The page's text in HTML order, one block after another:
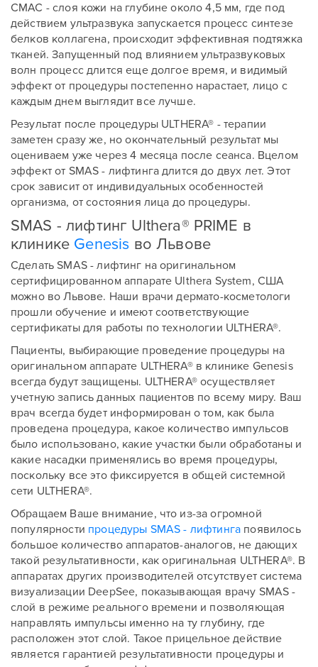
СМАС - слоя кожи на глубине около 4,5 мм, где под
действием ультразвука запускается процесс синтезе
белков коллагена, происходит эффективная подтяжка
тканей. Запущенный под влиянием ультразвуковых
волн процесс длится еще долгое время, и видимый
эффект от процедуры постепенно нарастает, лицо с
каждым днем выглядит все лучше.
Результат после процедуры ULTHERA® - терапии
заметен сразу же, но окончательный результат мы
оцениваем уже через 4 месяца после сеанса. Вцелом
эффект от SMAS - лифтинга длится до двух лет. Этот
срок зависит от индивидуальных особенностей
организма, от состояния лица до процедуры.
SMAS - лифтинг Ulthera® PRIME в
клинике Genesis во Львове
Сделать SMAS - лифтинг на оригинальном
сертифицированном аппарате Ulthera System, США
можно во Львове. Наши врачи дермато-косметологи
прошли обучение и имеют соответствующие
сертификаты для работы по технологии ULTHERA®.
Пациенты, выбирающие проведение процедуры на
оригинальном аппарате ULTHERA® в клинике Genesis
всегда будут защищены. ULTHERA® осуществляет
учетную запись данных пациентов по всему миру. Ваш
врач всегда будет информирован о том, как была
проведена процедура, какое количество импульсов
было использовано, какие участки были обработаны и
какие насадки применялись во время процедуры,
поскольку все это фиксируется в общей системной
сети ULTHERA®.
Обращаем Ваше внимание, что из-за огромной
популярности процедуры SMAS - лифтинга появилось
большое количество аппаратов-аналогов, не дающих
такой результативности, как оригинальная ULTHERA®. В
аппаратах других производителей отсутствует система
визуализации DeepSee, показывающая врачу SMAS -
слой в режиме реального времени и позволяющая
направлять импульсы именно на ту глубину, где
расположен этот слой. Такое прицельное действие
является гарантией результативности процедуры и